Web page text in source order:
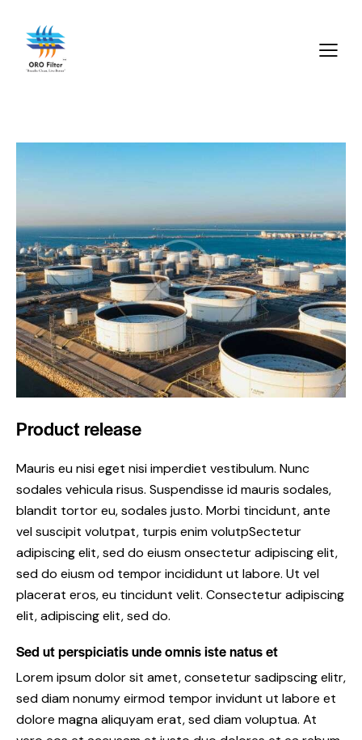
Product release
Mauris eu nisi eget nisi imperdiet vestibulum. Nunc
sodales vehicula risus. Suspendisse id mauris sodales,
blandit tortor eu, sodales justo. Morbi tincidunt, ante
vel suscipit volutpat, turpis enim volutpSectetur
adipiscing elit, sed do eiusm onsectetur adipiscing elit,
sed do eiusm od tempor incididunt ut labore. Ut vel
placerat eros, eu tincidunt velit. Consectetur adipiscing
elit, adipiscing elit, sed do.
Sed ut perspiciatis unde omnis iste natus et
Lorem ipsum dolor sit amet, consetetur sadipscing elitr,
sed diam nonumy eirmod tempor invidunt ut labore et
dolore magna aliquyam erat, sed diam voluptua. At